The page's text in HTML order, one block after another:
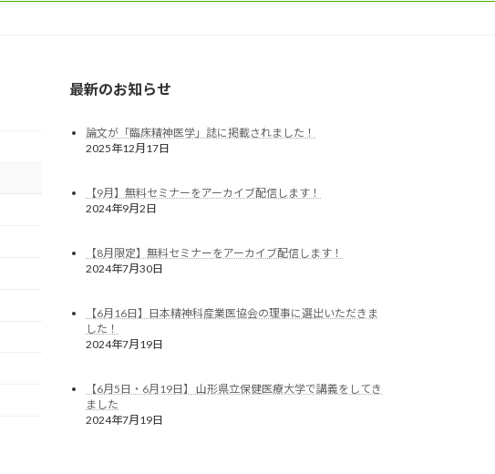
最新のお知らせ
論文が「臨床精神医学」誌に掲載されました！
2025年12月17日
【9月】無料セミナーをアーカイブ配信します！
2024年9月2日
【8月限定】無料セミナーをアーカイブ配信します！
2024年7月30日
【6月16日】日本精神科産業医協会の理事に選出いただきま
した！
2024年7月19日
【6月5日・6月19日】 山形県立保健医療大学で講義をしてき
ました
2024年7月19日